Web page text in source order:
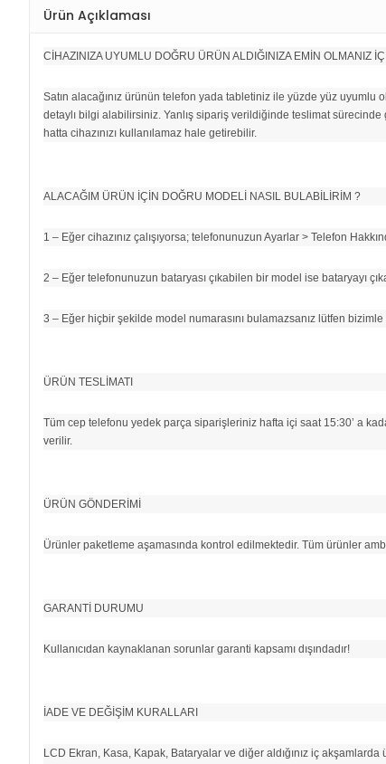
Ürün Açıklaması
CİHAZINIZA UYUMLU DOĞRU ÜRÜN ALDIĞINIZA EMİN OLMANIZ
Satın alacağınız ürünün telefon yada tabletiniz ile yüzde yüz
detaylı bilgi alabilirsiniz. Yanlış sipariş verildiğinde teslimat sürecinde
hatta cihazınızı kullanılamaz hale getirebilir.
ALACAĞIM ÜRÜN İÇİN DOĞRU MODELİ NASIL BULABİLİRİM ?
1 – Eğer cihazınız çalışıyorsa; telefonunuzun Ayarlar > Telefon
2 – Eğer telefonunuzun bataryası çıkabilen bir model ise bataryayı
3 – Eğer hiçbir şekilde model numarasını bulamazsanız lütfen
ÜRÜN TESLİMATI
Tüm cep telefonu yedek parça siparişleriniz hafta içi saat 15:30’ a
verilir.
ÜRÜN GÖNDERİMİ
Ürünler paketleme aşamasında kontrol edilmektedir. Tüm ürünler
GARANTİ DURUMU
Kullanıcıdan kaynaklanan sorunlar garanti kapsamı dışındadır!
İADE VE DEĞİŞİM KURALLARI
LCD Ekran, Kasa, Kapak, Bataryalar ve diğer aldığınız iç